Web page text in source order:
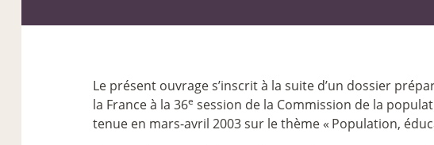
Le présent ouvrage s’inscrit à la suite d’un dossier
la France à la 36e session de la Commission de la
tenue en mars-avril 2003 sur le thème « Population,